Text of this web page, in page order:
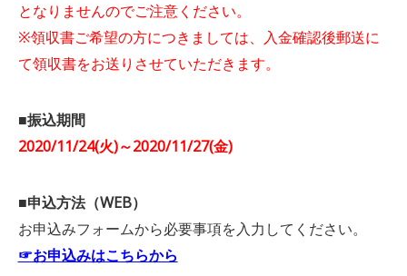
となりませんのでご注意ください。
※領収書ご希望の方につきましては、入金確認後郵送に
て領収書をお送りさせていただきます。
■振込期間
2020/11/24(火)～2020/11/27(金)
■申込方法（WEB）
お申込みフォームから必要事項を入力してください。
☞お申込みはこちらから